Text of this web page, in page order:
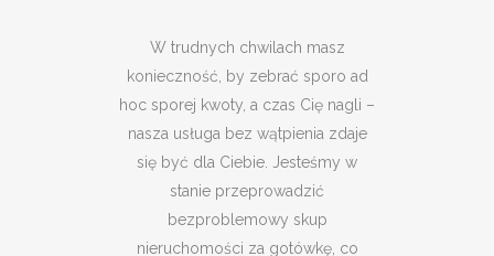
W trudnych chwilach masz
konieczność, by zebrać sporo ad
hoc sporej kwoty, a czas Cię nagli –
nasza usługa bez wątpienia zdaje
się być dla Ciebie. Jesteśmy w
stanie przeprowadzić
bezproblemowy skup
nieruchomości za gotówkę, co